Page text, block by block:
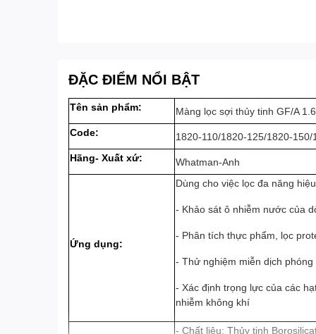
ĐẶC ĐIỂM NỔI BẬT
Tên sản phẩm: Màng lọc sợi thủy tinh GF/A
Code: 1820-110/1820-125/1820-
Hãng- Xuất xứ: Whatman-Anh
Ứng dụng:
Dùng cho việc lọc đa năng
- Khảo sát ô nhiễm nước của
- Phân tích thực phẩm, lọc
- Thử nghiệm miễn dịch
- Xác định trọng lực của các
nhiễm không khí
- Chất liệu: Thủy tinh